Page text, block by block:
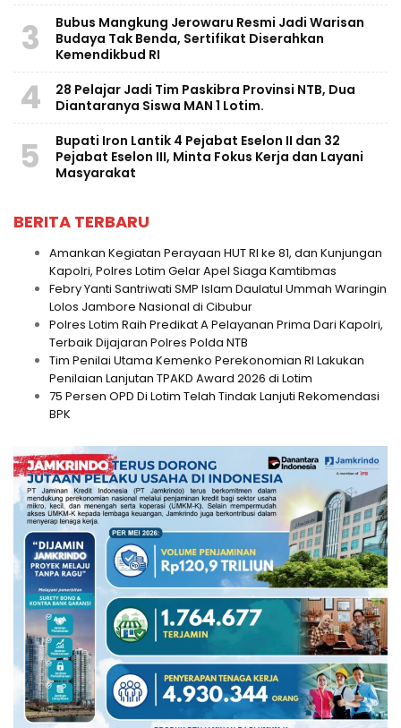
3
Bubus Mangkung Jerowaru Resmi Jadi Warisan
Budaya Tak Benda, Sertifikat Diserahkan
Kemendikbud RI
4
28 Pelajar Jadi Tim Paskibra Provinsi NTB, Dua
Diantaranya Siswa MAN 1 Lotim.
5
Bupati Iron Lantik 4 Pejabat Eselon II dan 32
Pejabat Eselon III, Minta Fokus Kerja dan Layani
Masyarakat
BERITA TERBARU
Amankan Kegiatan Perayaan HUT RI ke 81, dan Kunjungan
Kapolri, Polres Lotim Gelar Apel Siaga Kamtibmas
Febry Yanti Santriwati SMP Islam Daulatul Ummah Waringin
Lolos Jambore Nasional di Cibubur
Polres Lotim Raih Predikat A Pelayanan Prima Dari Kapolri,
Terbaik Dijajaran Polres Polda NTB
Tim Penilai Utama Kemenko Perekonomian RI Lakukan
Penilaian Lanjutan TPAKD Award 2026 di Lotim
75 Persen OPD Di Lotim Telah Tindak Lanjuti Rekomendasi
BPK